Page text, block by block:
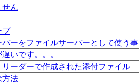
せん
プ
バーをファイルサーバーとして使う
いです。。。
リーダーで作成された添付ファイル
方法